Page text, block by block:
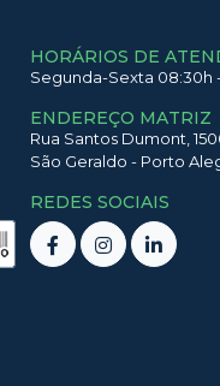
HORÁRIOS DE
Segunda-Sexta 08:30h
ENDEREÇO MATRIZ
Rua Santos Dumont,
São Geraldo - Porto
REDES SOCIAIS